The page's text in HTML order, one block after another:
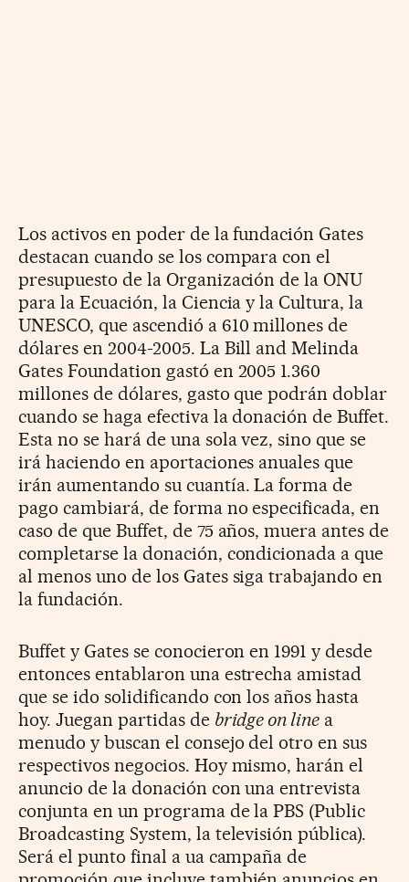
Los activos en poder de la fundación Gates
destacan cuando se los compara con el
presupuesto de la Organización de la ONU
para la Ecuación, la Ciencia y la Cultura, la
UNESCO, que ascendió a 610 millones de
dólares en 2004-2005. La Bill and Melinda
Gates Foundation gastó en 2005 1.360
millones de dólares, gasto que podrán doblar
cuando se haga efectiva la donación de Buffet.
Esta no se hará de una sola vez, sino que se
irá haciendo en aportaciones anuales que
irán aumentando su cuantía. La forma de
pago cambiará, de forma no especificada, en
caso de que Buffet, de 75 años, muera antes de
completarse la donación, condicionada a que
al menos uno de los Gates siga trabajando en
la fundación.
Buffet y Gates se conocieron en 1991 y desde
entonces entablaron una estrecha amistad
que se ido solidificando con los años hasta
hoy. Juegan partidas de bridge on line a
menudo y buscan el consejo del otro en sus
respectivos negocios. Hoy mismo, harán el
anuncio de la donación con una entrevista
conjunta en un programa de la PBS (Public
Broadcasting System, la televisión pública).
Será el punto final a ua campaña de